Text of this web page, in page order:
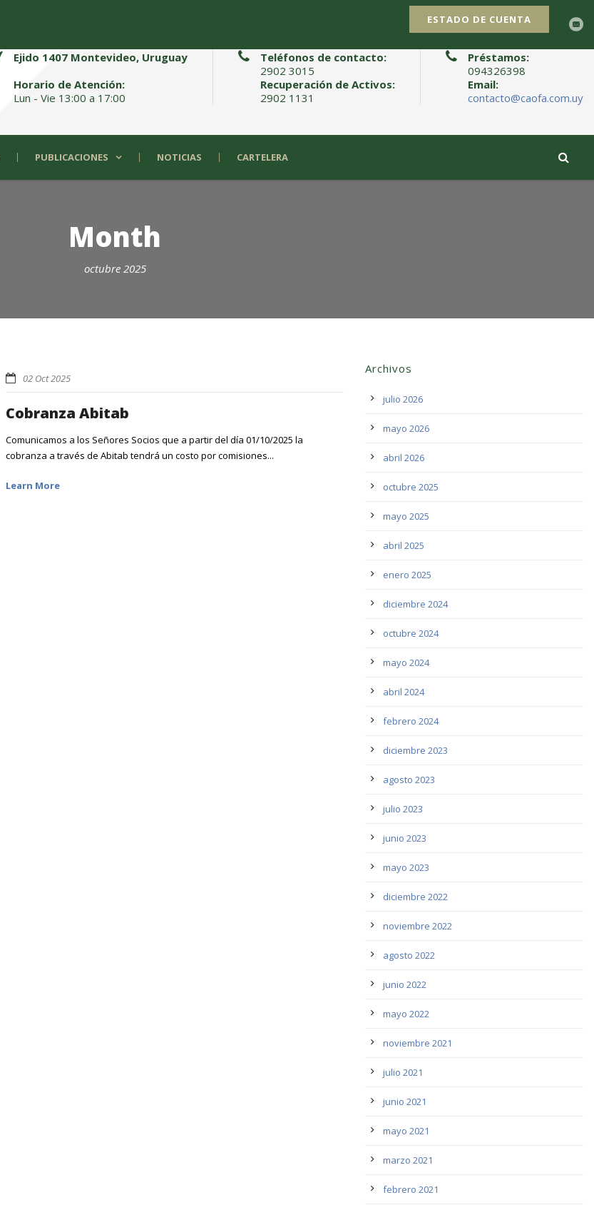
Ejido 1407 Montevideo, Uruguay
Horario de Atención:
Lun - Vie 13:00 a 17:00
Teléfonos de contacto:
2902 3015
Recuperación de Activos:
2902 1131
Préstamos:
094326398
Email:
contacto@caofa.com.uy
PUBLICACIONES NOTICIAS CARTELERA
Month
octubre 2025
02 Oct 2025
Cobranza Abitab
Comunicamos a los Señores Socios que a partir del día 01/10/2025 la
cobranza a través de Abitab tendrá un costo por comisiones...
Learn More
Archivos
julio 2026
mayo 2026
abril 2026
octubre 2025
mayo 2025
abril 2025
enero 2025
diciembre 2024
octubre 2024
mayo 2024
abril 2024
febrero 2024
diciembre 2023
agosto 2023
julio 2023
junio 2023
mayo 2023
diciembre 2022
noviembre 2022
agosto 2022
junio 2022
mayo 2022
noviembre 2021
julio 2021
junio 2021
mayo 2021
marzo 2021
febrero 2021